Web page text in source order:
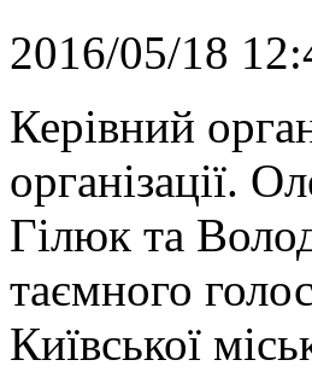
2016/05/18
Керівний
організації.
Гілюк та
таємного
Київської